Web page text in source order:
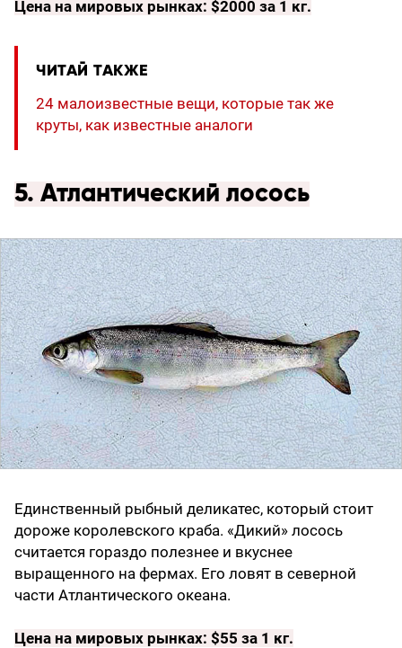
Цена на мировых рынках: $2000 за 1 кг.
ЧИТАЙ ТАКЖЕ
24 малоизвестные вещи, которые так же
круты, как известные аналоги
5. Атлантический лосось
Единственный рыбный деликатес, который стоит
дороже королевского краба. «Дикий» лосось
считается гораздо полезнее и вкуснее
выращенного на фермах. Его ловят в северной
части Атлантического океана.
Цена на мировых рынках: $55 за 1 кг.